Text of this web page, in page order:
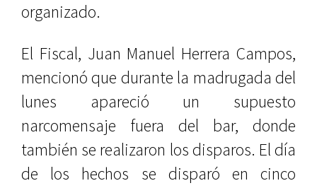
organizado.
El Fiscal, Juan Manuel Herrera Campos,
mencionó que durante la madrugada del
lunes apareció un supuesto
narcomensaje fuera del bar, donde
también se realizaron los disparos. El día
de los hechos se disparó en cinco